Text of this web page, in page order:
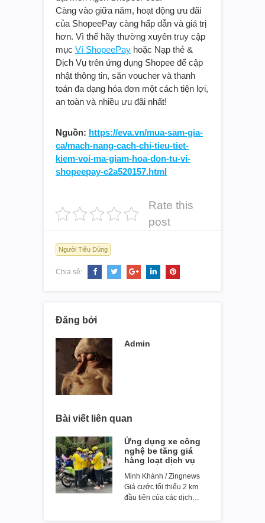
Càng vào giữa năm, hoạt động ưu đãi
của ShopeePay càng hấp dẫn và giá trị
hơn. Vì thế hãy thường xuyên truy cập
mục Ví ShopeePay hoặc Nạp thẻ &
Dịch Vụ trên ứng dụng Shopee để cập
nhật thông tin, săn voucher và thanh
toán đa dạng hóa đơn một cách tiện lợi,
an toàn và nhiều ưu đãi nhất!
Nguồn: https://eva.vn/mua-sam-gia-
ca/mach-nang-cach-chi-tieu-tiet-
kiem-voi-ma-giam-hoa-don-tu-vi-
shopeepay-c2a520157.html
Rate this
post
Người Tiêu Dùng
Chia sẻ:
Đăng bởi
Admin
Bài viết liên quan
Ứng dụng xe công
nghệ be tăng giá
hàng loạt dịch vụ
Minh Khánh / Zingnews
Giá cước tối thiểu 2 km
đầu tiên của các dịch…